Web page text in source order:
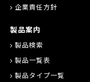
企業責任方針
製品案内
製品検索
製品一覧表
製品タイプ一覧